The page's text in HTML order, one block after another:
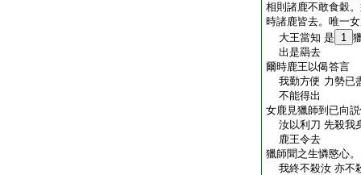
相則諸鹿不敢食穀
時諸鹿皆去。唯一
大王當知 是
1
出是羂去
爾時鹿王以偈答言
我勤方便 力勢已
不能得出
女鹿見獵師到已向
汝以利刀 先殺我
鹿王令去
獵師聞之生憐愍心
我終不殺汝 亦不